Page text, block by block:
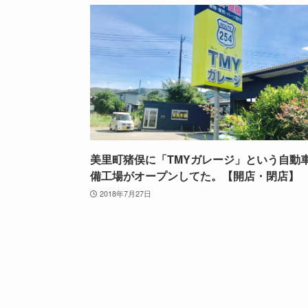
美里町猪俣に「TMYガレージ」という自動
備工場がオープンしてた。【開店・閉店】
2018年7月27日